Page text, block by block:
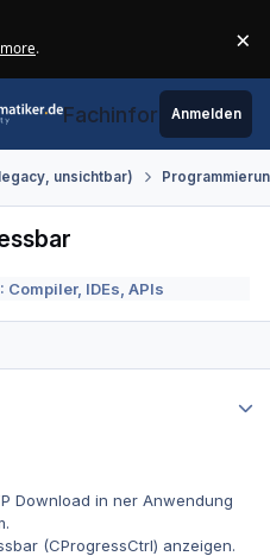
. ×
Fachinformatiker.de
Anmelden
unsichtbar)
Compiler, IDEs, APIs
Download in ner Anwendung
(CProgressCtrl) anzeigen.